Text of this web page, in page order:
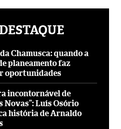
Chamusca: quando a
planeamento faz
oportunidades
incontornável de
Novas”: Luís Osório
história de Arnaldo